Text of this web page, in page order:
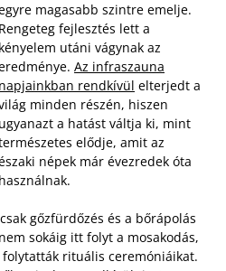
magasabb szintre emelje.
Rengeteg fejlesztés lett a
kényelem utáni vágynak az
Az infraszauna
napjainkban rendkívül elterjedt a
minden részén, hiszen
ugyanazt a hatást váltja ki, mint
elődje, amit az
népek már évezredek óta
használnak.
gőzfürdőzés és a bőrápolás
sokáig itt folyt a mosakodás,
rituális ceremóniáikat.